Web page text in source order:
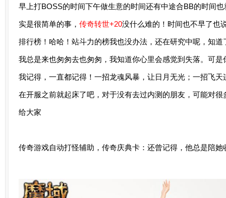
早上打BOSS的时间下午做生意的时间还有中途合BB的时间
实是很简单的事， 传奇转世+20没什么难的！时间也不早了也
排行榜！哈哈！站斗力的榜我也没办法，还在研究中呢，知
我总是来也匆匆去也匆匆，我知道你心里会感觉到失落。可
我记得，一直都记得！一招龙魂风暴，让日月无光；一招飞
在开服之前就起床了吧，对于没有去过内测的朋友，可能对
给大家
传奇游戏自动打怪辅助，传奇庆典卡：还曾记得，他总是陪